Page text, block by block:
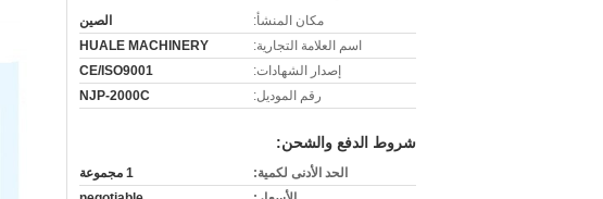
مكان المنشأ:
الصين
اسم العلامة التجارية:
HUALE MACHINERY
إصدار الشهادات:
CE/ISO9001
رقم الموديل:
NJP-2000C
شروط الدفع والشحن:
الحد الأدنى لكمية:
1 مجموعة